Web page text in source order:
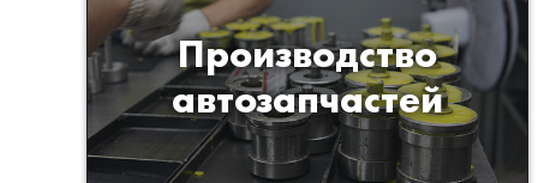
Производство
автозапчастей
Разработка и
производство деталей из
эластомеров для подвески
автомобиля